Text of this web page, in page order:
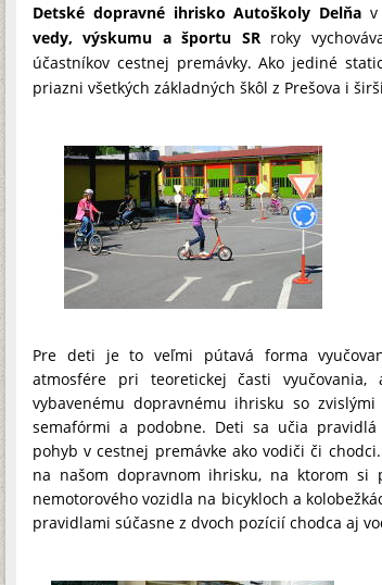
Detské dopravné ihrisko Autoškoly Delňa
vedy, výskumu a športu SRroky
účastníkov cestnej premávky. Ako jediné
priazni všetkých základných škôl z Prešova i
Pre deti je to veľmi pútavá forma
atmosfére pri teoretickej časti
vybavenému dopravnému ihrisku so
semafórmi a podobne. Deti sa učia
pohyb v cestnej premávke ako vodiči či
na našom dopravnom ihrisku, na ktorom si
nemotorového vozidla na bicykloch a
pravidlami súčasne z dvoch pozícií chodca aj